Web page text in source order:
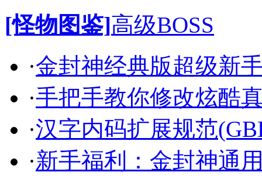
[怪物图鉴]高级BOSS
·金封神经典版超级新
·手把手教你修改炫酷
·汉字内码扩展规范
·新手福利：金封神通